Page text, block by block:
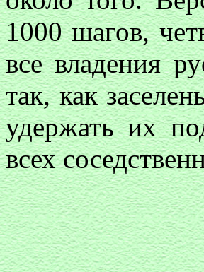
1000 шагов,
все владения
так, как
удержать их
всех